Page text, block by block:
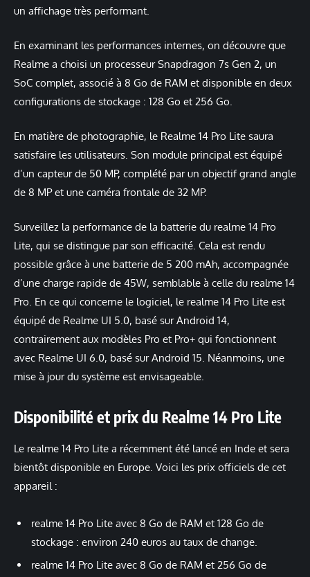
un affichage très performant.
En examinant les performances internes, on découvre que
Realme a choisi un processeur Snapdragon 7s Gen 2, un
SoC complet, associé à 8 Go de RAM et disponible en deux
configurations de stockage : 128 Go et 256 Go.
En matière de photographie, le Realme 14 Pro Lite saura
satisfaire les utilisateurs. Son module principal est équipé
d’un capteur de 50 MP, complété par un objectif grand angle
de 8 MP et une caméra frontale de 32 MP.
Surveillez la performance de la batterie du realme 14 Pro
Lite, qui se distingue par son efficacité. Cela est rendu
possible grâce à une batterie de 5 200 mAh, accompagnée
d’une charge rapide de 45W, semblable à celle du realme 14
Pro. En ce qui concerne le logiciel, le realme 14 Pro Lite est
équipé de Realme UI 5.0, basé sur Android 14,
contrairement aux modèles Pro et Pro+ qui fonctionnent
avec Realme UI 6.0, basé sur Android 15. Néanmoins, une
mise à jour du système est envisageable.
Disponibilité et prix du Realme 14 Pro Lite
Le realme 14 Pro Lite a récemment été lancé en Inde et sera
bientôt disponible en Europe. Voici les prix officiels de cet
appareil :
realme 14 Pro Lite avec 8 Go de RAM et 128 Go de
stockage : environ 240 euros au taux de change.
realme 14 Pro Lite avec 8 Go de RAM et 256 Go de